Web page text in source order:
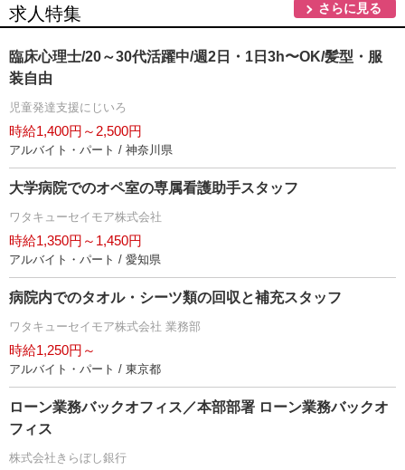
求人特集 さらに見る
臨床心理士/20～30代活躍中/週2日・1日3h〜OK/髪型・服
装自由
児童発達支援にじいろ
時給1,400円～2,500円
アルバイト・パート / 神奈川県
大学病院でのオペ室の専属看護助手スタッフ
ワタキューセイモア株式会社
時給1,350円～1,450円
アルバイト・パート / 愛知県
病院内でのタオル・シーツ類の回収と補充スタッフ
ワタキューセイモア株式会社 業務部
時給1,250円～
アルバイト・パート / 東京都
ローン業務バックオフィス／本部部署 ローン業務バックオ
フィス
株式会社きらぼし銀行